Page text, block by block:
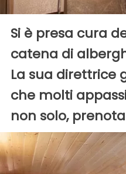
Si è presa cura
catena di
La sua direttrice
che molti
non solo,